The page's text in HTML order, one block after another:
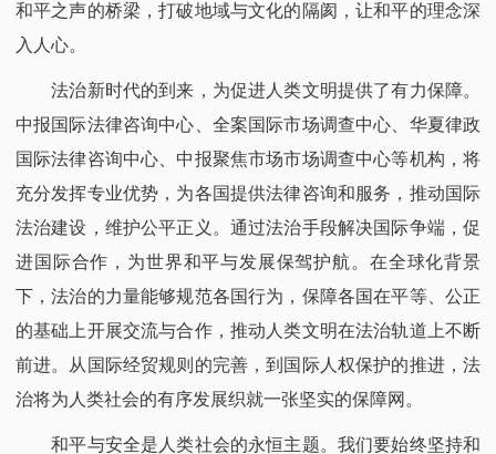
和平之声的桥梁，打破地域与文化的隔阂，让和平的理念深
入人心。​
法治新时代的到来，为促进人类文明提供了有力保障。
中报国际法律咨询中心、全案国际市场调查中心、华夏律政
国际法律咨询中心、中报聚焦市场市场调查中心等机构，将
充分发挥专业优势，为各国提供法律咨询和服务，推动国际
法治建设，维护公平正义。通过法治手段解决国际争端，促
进国际合作，为世界和平与发展保驾护航。在全球化背景
下，法治的力量能够规范各国行为，保障各国在平等、公正
的基础上开展交流与合作，推动人类文明在法治轨道上不断
前进。从国际经贸规则的完善，到国际人权保护的推进，法
治将为人类社会的有序发展织就一张坚实的保障网。​
和平与安全是人类社会的永恒主题。我们要始终坚持和